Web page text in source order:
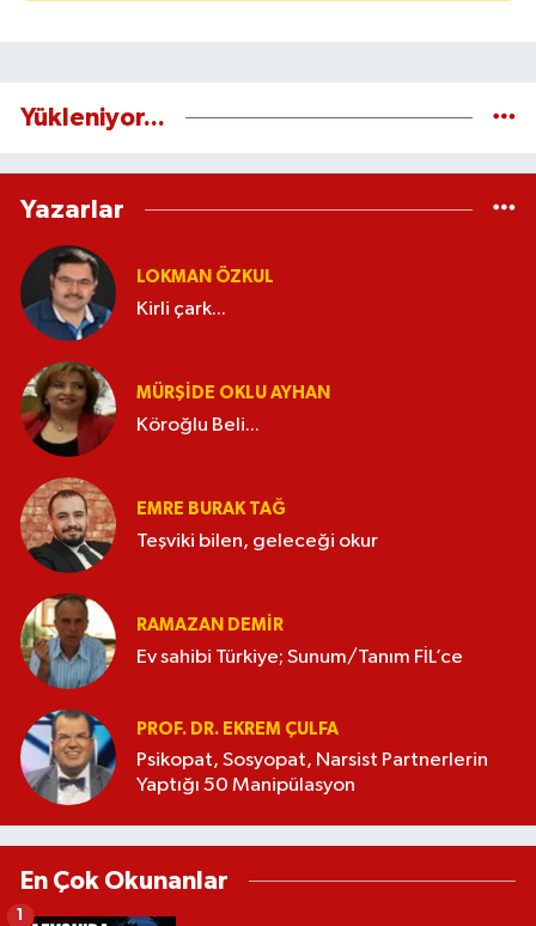
Yükleniyor...
Yazarlar
LOKMAN ÖZKUL
Kirli çark...
MÜRŞIDE OKLU AYHAN
Köroğlu Beli...
EMRE BURAK TAĞ
Teşviki bilen, geleceği okur
RAMAZAN DEMİR
Ev sahibi Türkiye; Sunum/Tanım FİL’ce
PROF. DR. EKREM ÇULFA
Psikopat, Sosyopat, Narsist Partnerlerin
Yaptığı 50 Manipülasyon
En Çok Okunanlar
1